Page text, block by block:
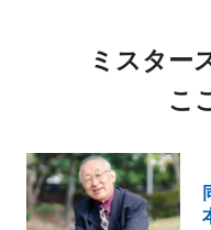
ミスター
こ